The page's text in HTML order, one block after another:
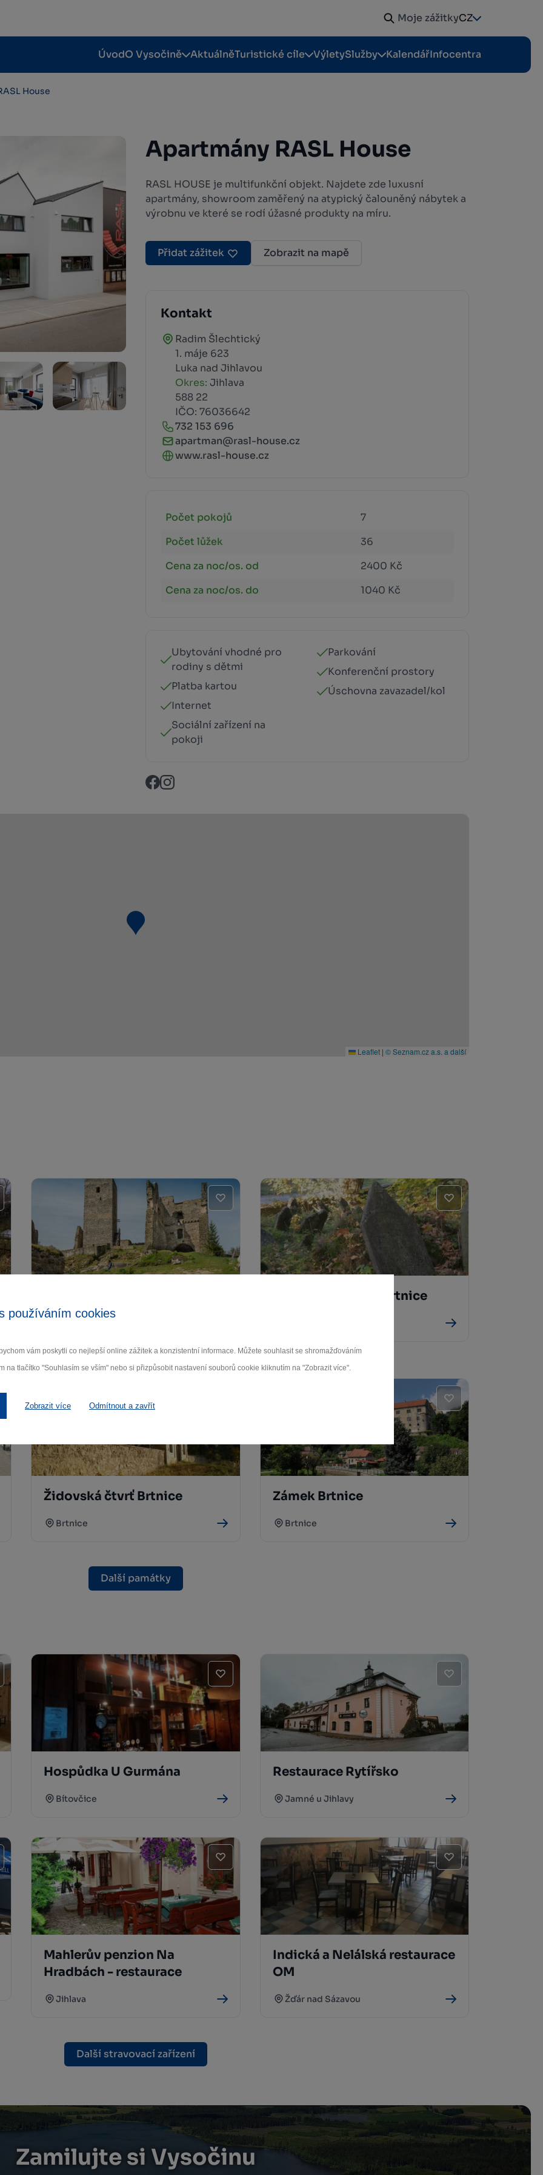
používáním cookies
vám poskytli co nejlepší online zážitek a konzistentní informace. Můžete souhlasit se shromažďováním
na tlačítko "Souhlasím se vším" nebo si přizpůsobit nastavení souborů cookie kliknutím na "Zobrazit více".
Zobrazit více Odmítnout a zavřít
Moje zážitkyCZ
ÚvodO Vysočině AktuálněTuristické cíle VýletySlužby KalendářInfocentra
House
Apartmány RASL House
RASL HOUSE je multifunkční objekt. Najdete zde luxusní
apartmány, showroom zaměřený na atypický čalouněný nábytek a
výrobnu ve které se rodí úžasné produkty na míru.
Přidat zážitek Zobrazit na mapě
Kontakt
Radim Šlechtický
1. máje 623
Luka nad Jihlavou
Okres: Jihlava
588 22
IČO: 76036642
732 153 696
apartman@rasl-house.cz
www.rasl-house.cz
Počet pokojů
7
Počet lůžek
36
Cena za noc/os. od
2400 Kč
Cena za noc/os. do
1040 Kč
Ubytování vhodné pro
rodiny s dětmi
Platba kartou
Internet
Sociální zařízení na
pokoji
Parkování
Konferenční prostory
Úschovna zavazadel/kol
Leaflet | © Seznam.cz a.s. a další
Židovský hřbitov Brtnice
Židovská čtvrť Brtnice
Brtnice
Zámek Brtnice
Brtnice
Další památky
Hospůdka U Gurmána
Bítovčice
Restaurace Rytířsko
Jamné u Jihlavy
Mahlerův penzion Na
Hradbách - restaurace
Jihlava
Indická a Nelálská restaurace
OM
Žďár nad Sázavou
Další stravovací zařízení
Zamilujte si Vysočinu